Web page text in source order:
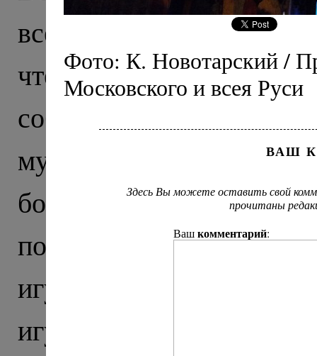
всея Руси Кирилл
чтением Великого
соборном храме
мужского
богослужения
поставления
игумена
игуменский посох.
Фото: К. Новотарский /
Московского и всея Руси
ВАШ
Здесь Вы можете оставить свой
прочитаны
Вашкомментарий: